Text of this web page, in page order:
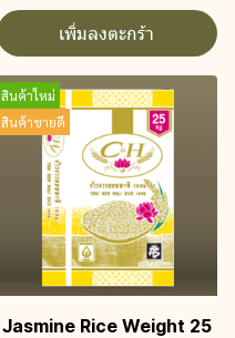
เพิ่มลงตะกร้า
สินค้าใหม่
สินค้าขายดี
Jasmine Rice Weight 25